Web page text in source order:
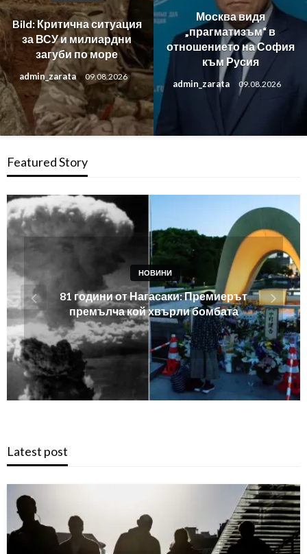
Bild: Критична ситуация
за ВСУ и милиардни
загуби по море
admin_zarata 09.08.2026
Москва видя
„прагматизъм“ в
отношението на София
към Русия
admin_zarata 09.08.2026
Featured Story
НОВИНИ
Напрежение в Черно море: Опасни
инциденти край Турция
Latest post